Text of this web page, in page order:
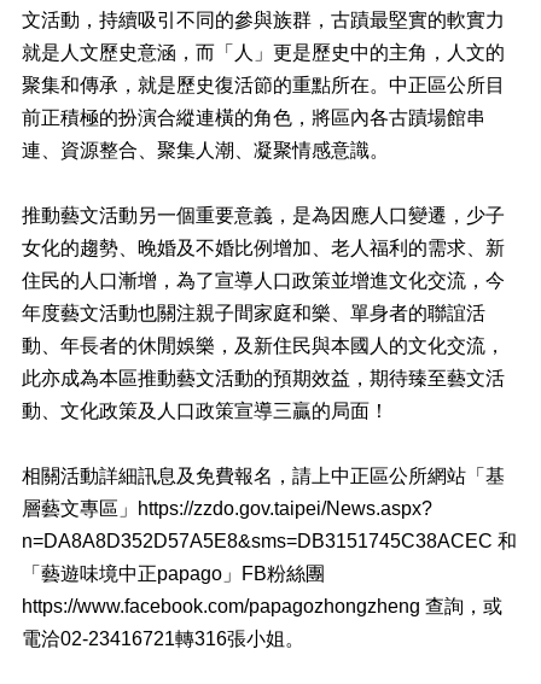
English
臺
北
市
政
府
陳
情
系
統
常
見
問
答
語
詞
臺
北
通
文活動，持續吸引不同的參與族群，古蹟最堅實的軟實力
就是人文歷史意涵，而「人」更是歷史中的主角，人文的
聚集和傳承，就是歷史復活節的重點所在。中正區公所目
前正積極的扮演合縱連橫的角色，將區內各古蹟場館串
連、資源整合、聚集人潮、凝聚情感意識。
推動藝文活動另一個重要意義，是為因應人口變遷，少子
女化的趨勢、晚婚及不婚比例增加、老人福利的需求、新
住民的人口漸增，為了宣導人口政策並增進文化交流，今
年度藝文活動也關注親子間家庭和樂、單身者的聯誼活
動、年長者的休閒娛樂，及新住民與本國人的文化交流，
此亦成為本區推動藝文活動的預期效益，期待臻至藝文活
動、文化政策及人口政策宣導三贏的局面！
相關活動詳細訊息及免費報名，請上中正區公所網站「基
層藝文專區」https://zzdo.gov.taipei/News.aspx?
n=DA8A8D352D57A5E8&sms=DB3151745C38ACEC 和
「藝遊味境中正papago」FB粉絲團
https://www.facebook.com/papagozhongzheng 查詢，或
電洽02-23416721轉316張小姐。